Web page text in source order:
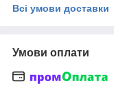
Всі умови доставки
Умови оплати